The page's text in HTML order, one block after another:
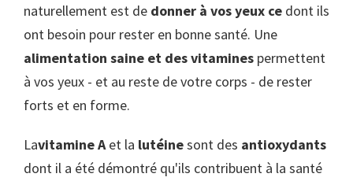
naturellement est de donner à vos yeux ce dont ils
ont besoin pour rester en bonne santé. Une
alimentation saine et des vitamines permettent
à vos yeux - et au reste de votre corps - de rester
forts et en forme.
Lavitamine Aet la lutéinesont des antioxydants
dont il a été démontré qu'ils contribuent à la santé